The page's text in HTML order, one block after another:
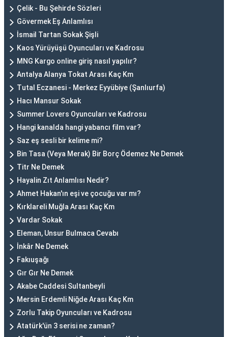
Çelik - Bu Şehirde Sözleri
Gövermek Eş Anlamlısı
İsmail Tartan Sokak Şişli
Kaos Yürüyüşü Oyuncuları ve Kadrosu
MNG Kargo online giriş nasıl yapılır?
Antalya Alanya Tokat Arası Kaç Km
Tutal Eczanesi - Merkez Eyyübiye (Şanlıurfa)
Hacı Mansur Sokak
Summer Lovers Oyuncuları ve Kadrosu
Hangi kanalda hangi yabancı film var?
Saz eş sesli bir kelime mi?
Bin Tasa (Veya Merak) Bir Borç Ödemez Ne Demek
Titr Ne Demek
Hayalin Zıt Anlamlısı Nedir?
Ahmet Hakan'ın eşi ve çocuğu var mı?
Kırklareli Muğla Arası Kaç Km
Vardar Sokak
Eleman, Unsur Bulmaca Cevabı
İnkâr Ne Demek
Fakıuşağı
Gır Gır Ne Demek
Akabe Caddesi Sultanbeyli
Mersin Erdemli Niğde Arası Kaç Km
Zorlu Takip Oyuncuları ve Kadrosu
Atatürk'ün 3 serisi ne zaman?